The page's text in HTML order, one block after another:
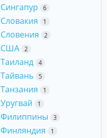
Сингапур 6
Словакия 1
Словения 2
США 2
Таиланд 4
Тайвань 5
Танзания 1
Уругвай 1
Филиппины 3
Финляндия 1